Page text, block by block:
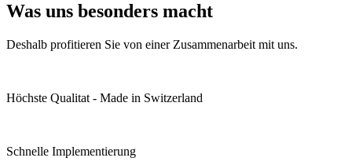
Was uns besonders macht
Deshalb profitieren Sie von einer Zusammenarbeit mit uns.
Höchste Qualitat - Made in Switzerland
Schnelle Implementierung